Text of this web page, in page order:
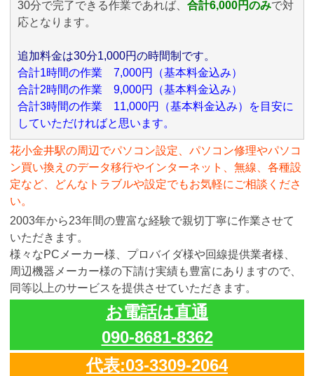
30分で完了できる作業であれば、 合計6,000円のみで対
応となります。
追加料金は30分1,000円の時間制です。
合計1時間の作業 7,000円（基本料金込み）
合計2時間の作業 9,000円（基本料金込み）
合計3時間の作業 11,000円（基本料金込み）を目安に
していただければと思います。
花小金井駅の周辺でパソコン設定、パソコン修理やパソコ
ン買い換えのデータ移行やインターネット、無線、各種設
定など、どんなトラブルや設定でもお気軽にご相談くださ
い。
2003年から23年間の豊富な経験で親切丁寧に作業させて
いただきます。
様々なPCメーカー様、プロバイダ様や回線提供業者様、
周辺機器メーカー様の下請け実績も豊富にありますので、
同等以上のサービスを提供させていただきます。
お電話は直通
090-8681-8362
代表:03-3309-2064